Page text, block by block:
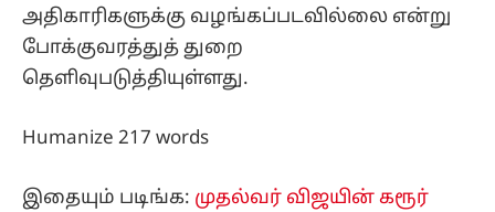
அதிகாரிகளுக்கு வழங்கப்படவில்லை என்று
போக்குவரத்துத் துறை
தெளிவுபடுத்தியுள்ளது.
Humanize 217 words
இதையும் படிங்க: முதல்வர் விஜயின் கரூர்